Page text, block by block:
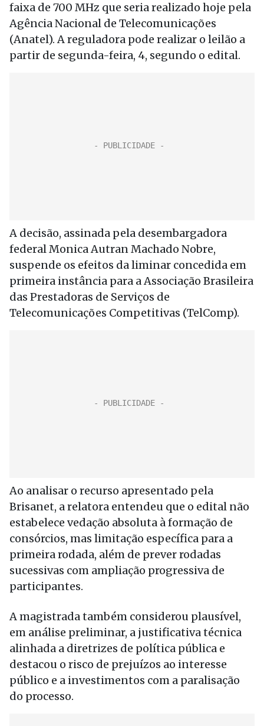
faixa de 700 MHz que seria realizado hoje pela
Agência Nacional de Telecomunicações
(Anatel). A reguladora pode realizar o leilão a
partir de segunda-feira, 4, segundo o edital.
A decisão, assinada pela desembargadora
federal Monica Autran Machado Nobre,
suspende os efeitos da liminar concedida em
primeira instância para a Associação Brasileira
das Prestadoras de Serviços de
Telecomunicações Competitivas (TelComp).
Ao analisar o recurso apresentado pela
Brisanet, a relatora entendeu que o edital não
estabelece vedação absoluta à formação de
consórcios, mas limitação específica para a
primeira rodada, além de prever rodadas
sucessivas com ampliação progressiva de
participantes.
A magistrada também considerou plausível,
em análise preliminar, a justificativa técnica
alinhada a diretrizes de política pública e
destacou o risco de prejuízos ao interesse
público e a investimentos com a paralisação
do processo.